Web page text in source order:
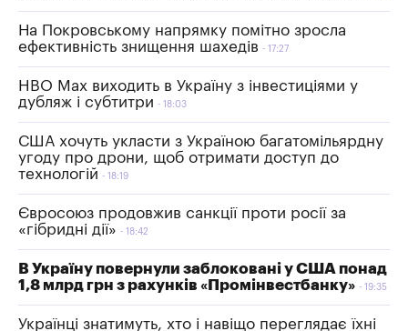
На Покровському напрямку помітно зросла
ефективність знищення шахедів
17:27
HBO Max виходить в Україну з інвестиціями у
дубляж і субтитри
18:03
США хочуть укласти з Україною багатомільярдну
угоду про дрони, щоб отримати доступ до
технологій
18:19
Євросоюз продовжив санкції проти росії за
«гібридні дії»
18:42
В Україну повернули заблоковані у США понад
1,8 млрд грн з рахунків «Промінвестбанку»
19:35
Українці знатимуть, хто і навіщо переглядає їхні